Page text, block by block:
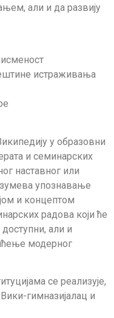
али и да развију
истраживања
у образовни
и семинарских
наставног или
упознавање
и концептом
радова који ће
али и
модерног
се реализује,
гимназијалац и